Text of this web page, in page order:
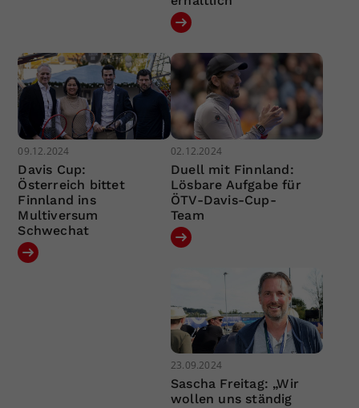
09.12.2024
Davis Cup:
Österreich bittet
Finnland ins
Multiversum
Schwechat
02.12.2024
Duell mit Finnland:
Lösbare Aufgabe für
ÖTV-Davis-Cup-
Team
23.09.2024
Sascha Freitag: „Wir
wollen uns ständig